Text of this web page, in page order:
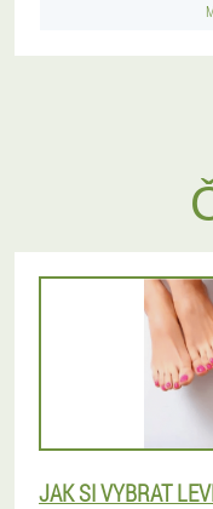
JAK SI VYBRAT